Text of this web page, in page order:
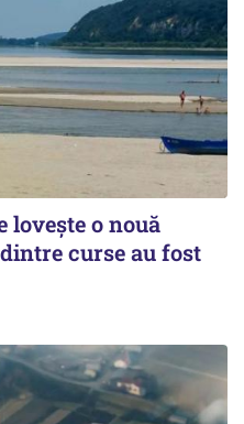
lovește o nouă
curse au fost